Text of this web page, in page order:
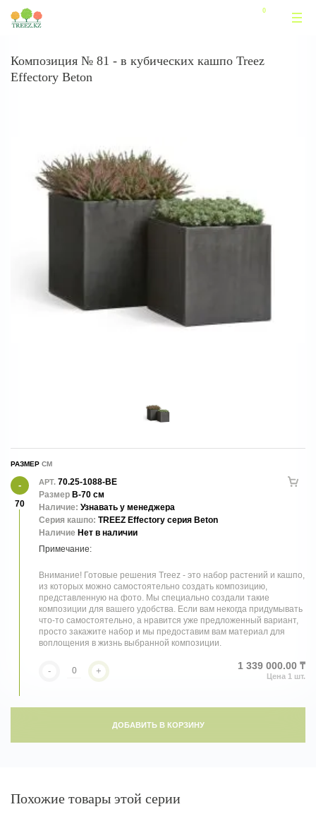
Композиция № 81 - в кубических кашпо Treez
Effectory Beton
РАЗМЕР
70
АРТ. 70.25-1088-BE
Размер В-70 см
Наличие: Узнавать у менеджера
Серия кашпо: TREEZ Effectory серия Beton
Наличие Нет в наличии
Внимание! Готовые решения Treez - это набор растений и кашпо,
из которых можно самостоятельно создать композицию,
представленную на фото. Мы специально создали такие
композиции для вашего удобства. Если вам некогда придумывать
что-то самостоятельно, а нравится уже предложенный вариант,
просто закажите набор и мы предоставим вам материал для
воплощения в жизнь выбранной композиции.
- + 1 339 000.00 ₸
ДОБАВИТЬ В КОРЗИНУ
Похожие товары этой серии